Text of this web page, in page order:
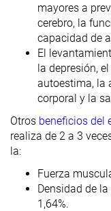
mayores a
cerebro, la
capacidad de
El
la depresión,
autoestima, la
corporal y la
Otros beneficios del
realiza de 2 a 3
la:
Fuerza
Densidad de
1,64%.